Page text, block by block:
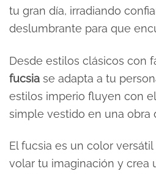
tu gran día, irradiando
deslumbrante para que
Desde estilos clásicos con
fucsia se adapta a tu
estilos imperio fluyen con
simple vestido en una obra
El fucsia es un color
volar tu imaginación y crea